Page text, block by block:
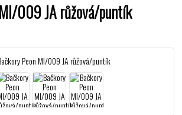
009 JA růžová/puntík